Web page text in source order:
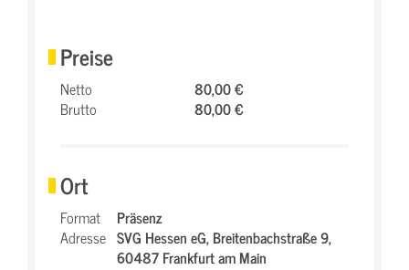
Preise
Netto
80,00 €
Brutto
80,00 €
Ort
Format
Präsenz
Adresse SVG Hessen eG,Breitenbachstraße 9,
60487 Frankfurt am Main